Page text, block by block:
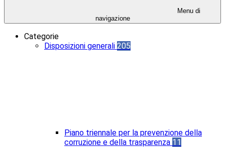
Menu di
navigazione
Categorie
Disposizioni generali 205
Piano triennale per la prevenzione della
corruzione e della trasparenza 11